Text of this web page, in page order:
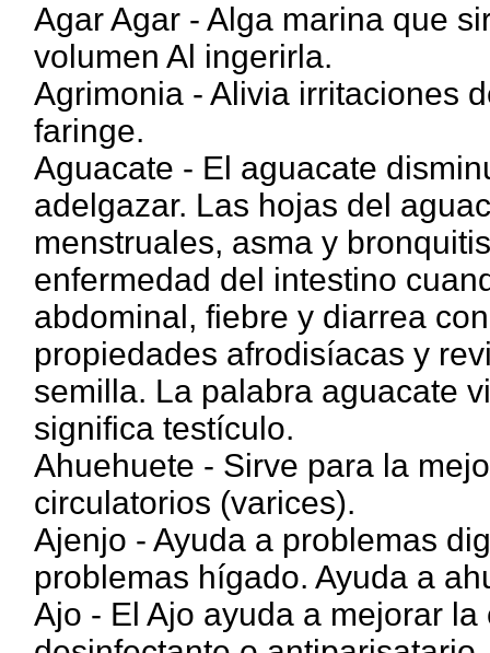
Agar Agar - Alga marina que
volumen Al ingerirla.
Agrimonia - Alivia irritaciones
faringe.
Aguacate - El aguacate
adelgazar. Las hojas del
menstruales, asma y
enfermedad del intestino
abdominal, fiebre y diarrea
propiedades afrodisíacas y
semilla. La palabra aguacate
significa testículo.
Ahuehuete - Sirve para la
circulatorios (varices).
Ajenjo - Ayuda a problemas
problemas hígado. Ayuda a
Ajo - El Ajo ayuda a mejorar